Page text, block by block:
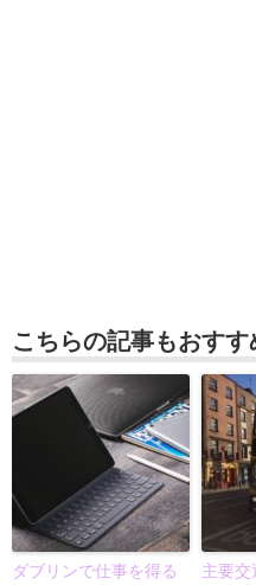
こちらの記事もおすす
ダブリンで仕事を得る
主要交